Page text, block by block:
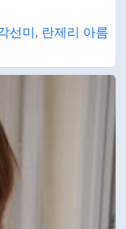
선미, 란제리 아름